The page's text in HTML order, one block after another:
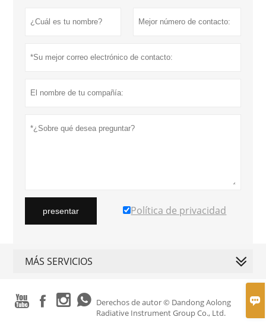

presentar Política de privacidad
MÁS SERVICIOS
    Derechos de autor © Dandong Aolong
Radiative Instrument Group Co., Ltd.